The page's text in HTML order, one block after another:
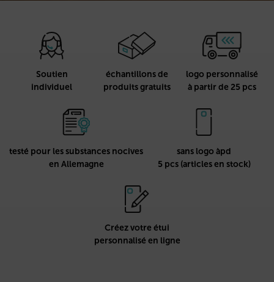
Soutien
individuel
échantillons de
produits gratuits
logo personnalisé
à partir de 25 pcs
testé pour les substances nocives
en Allemagne
sans logo àpd
5 pcs (articles en stock)
Créez votre étui
personnalisé en ligne